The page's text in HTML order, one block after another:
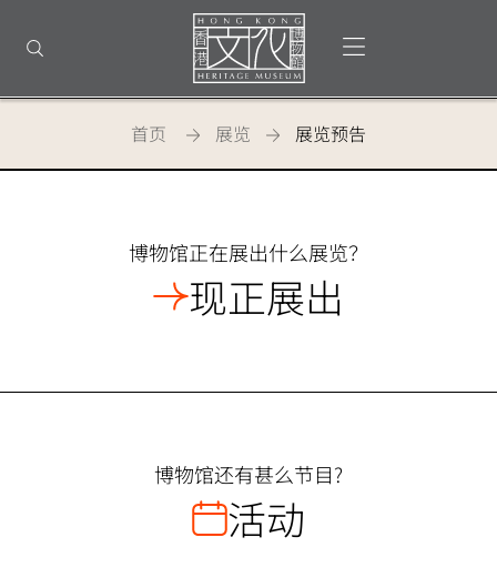
部
打开搜索
首
页
打开选单
首页 展览 展览预告
博物馆正在展出什么展览？
现正展出
博物馆还有甚么节目?
活动